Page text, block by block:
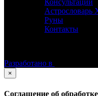
Консультации
Астрословарь
Руны
Контакты
Разработано в
×
Соглашение об